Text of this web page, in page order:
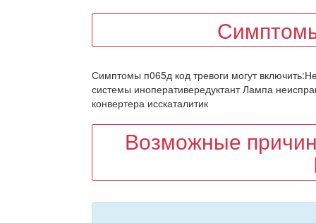
Симптомы п065д код тревоги могут
системы иноперативередуктант Лампа
конвертера исскаталитик
Возможные